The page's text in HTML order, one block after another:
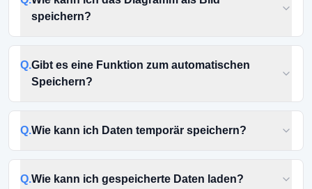
speichern?
Q.Gibt es eine Funktion zum automatischen
Speichern?
Q.Wie kann ich Daten temporär speichern?
Q.Wie kann ich gespeicherte Daten laden?